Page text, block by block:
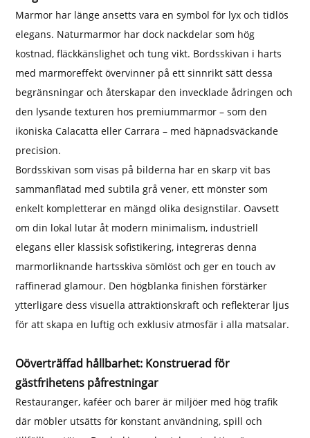
Marmor har länge ansetts vara en symbol för lyx och tidlös
elegans. Naturmarmor har dock nackdelar som hög
kostnad, fläckkänslighet och tung vikt. Bordsskivan i harts
med marmoreffekt övervinner på ett sinnrikt sätt dessa
begränsningar och återskapar den invecklade ådringen och
den lysande texturen hos premiummarmor – som den
ikoniska Calacatta eller Carrara – med häpnadsväckande
precision.
Bordsskivan som visas på bilderna har en skarp vit bas
sammanflätad med subtila grå vener, ett mönster som
enkelt kompletterar en mängd olika designstilar. Oavsett
om din lokal lutar åt modern minimalism, industriell
elegans eller klassisk sofistikering, integreras denna
marmorliknande hartsskiva sömlöst och ger en touch av
raffinerad glamour. Den högblanka finishen förstärker
ytterligare dess visuella attraktionskraft och reflekterar ljus
för att skapa en luftig och exklusiv atmosfär i alla matsalar.
Oöverträffad hållbarhet: Konstruerad för
gästfrihetens påfrestningar
Restauranger, kaféer och barer är miljöer med hög trafik
där möbler utsätts för konstant användning, spill och